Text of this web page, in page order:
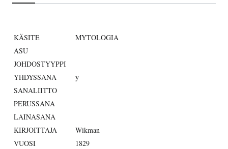
KÄSITE
MYTOLOGIA
ASU
JOHDOSTYYPPI
YHDYSSANA
y
SANALIITTO
PERUSSANA
LAINASANA
KIRJOITTAJA
Wikman
VUOSI
1829